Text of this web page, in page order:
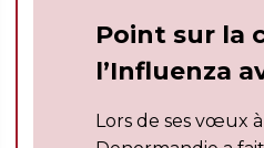
Point sur la
l’Influenza
Lors de ses vœux